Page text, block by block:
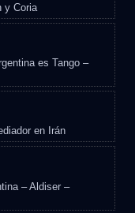
y Coria
es Tango –
en Irán
– Aldiser –